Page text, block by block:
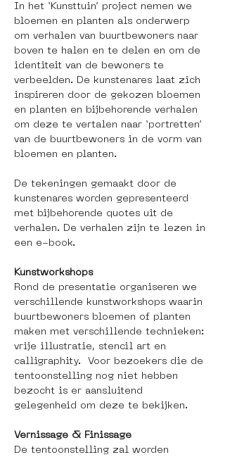
In het ‘Kunsttuin’ project nemen we
bloemen en planten als onderwerp
om verhalen van buurtbewoners naar
boven te halen en te delen en om de
identiteit van de bewoners te
verbeelden. De kunstenares laat zich
inspireren door de gekozen bloemen
en planten en bijbehorende verhalen
om deze te vertalen naar ‘portretten’
van de buurtbewoners in de vorm van
bloemen en planten.
De tekeningen gemaakt door de
kunstenares worden gepresenteerd
met bijbehorende quotes uit de
verhalen. De verhalen zijn te lezen in
een e-book.
Kunstworkshops
Rond de presentatie organiseren we
verschillende kunstworkshops waarin
buurtbewoners bloemen of planten
maken met verschillende technieken:
vrije illustratie, stencil art en
calligraphity.  Voor bezoekers die de
tentoonstelling nog niet hebben
bezocht is er aansluitend
gelegenheid om deze te bekijken.
Vernissage & Finissage
De tentoonstelling zal worden